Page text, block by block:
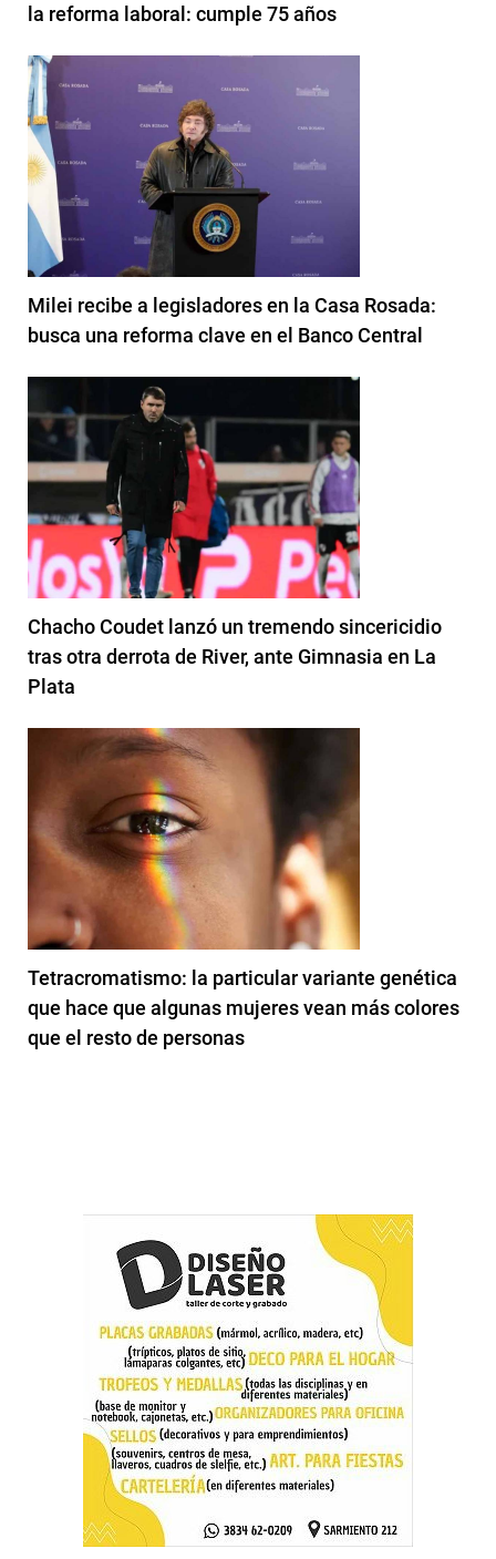
la reforma laboral: cumple 75 años
Milei recibe a legisladores en la Casa Rosada:
busca una reforma clave en el Banco Central
Chacho Coudet lanzó un tremendo sincericidio
tras otra derrota de River, ante Gimnasia en La
Plata
Tetracromatismo: la particular variante genética
que hace que algunas mujeres vean más colores
que el resto de personas